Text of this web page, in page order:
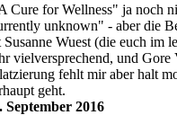
Cure for Wellness" ja noch
unknown" - aber die
Wuest (die euch im
vielversprechend, und
fehlt mir aber halt
geht.
2016